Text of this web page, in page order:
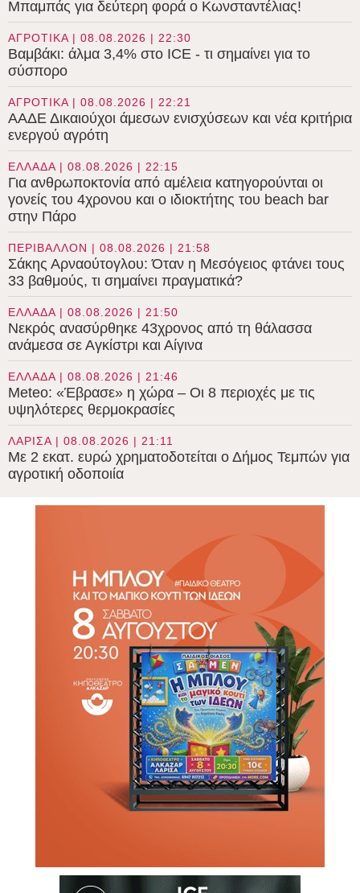
Μπαμπάς για δεύτερη φορά ο Κωνσταντέλιας!
ΑΓΡΟΤΙΚΑ | 08.08.2026 | 22:30
Βαμβάκι: άλμα 3,4% στο ICE - τι σημαίνει για το
σύσπορο
ΑΓΡΟΤΙΚΑ | 08.08.2026 | 22:21
ΑΑΔΕ Δικαιούχοι άμεσων ενισχύσεων και νέα κριτήρια
ενεργού αγρότη
ΕΛΛΑΔΑ | 08.08.2026 | 22:15
Για ανθρωποκτονία από αμέλεια κατηγορούνται οι
γονείς του 4χρονου και ο ιδιοκτήτης του beach bar
στην Πάρο
ΠΕΡΙΒΑΛΛΟΝ | 08.08.2026 | 21:58
Σάκης Αρναούτογλου: Όταν η Μεσόγειος φτάνει τους
33 βαθμούς, τι σημαίνει πραγματικά?
ΕΛΛΑΔΑ | 08.08.2026 | 21:50
Νεκρός ανασύρθηκε 43χρονος από τη θάλασσα
ανάμεσα σε Αγκίστρι και Αίγινα
ΕΛΛΑΔΑ | 08.08.2026 | 21:46
Meteo: «Έβρασε» η χώρα – Οι 8 περιοχές με τις
υψηλότερες θερμοκρασίες
ΛΑΡΙΣΑ | 08.08.2026 | 21:11
Με 2 εκατ. ευρώ χρηματοδοτείται ο Δήμος Τεμπών για
αγροτική οδοποιία